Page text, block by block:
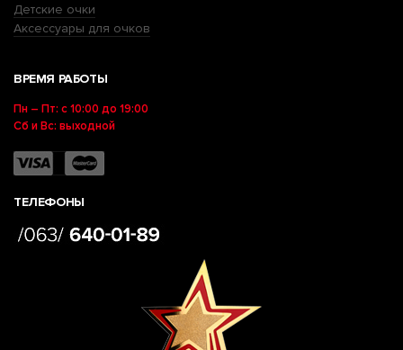
Детские очки
Аксессуары для очков
ВРЕМЯ РАБОТЫ
Пн – Пт: с 10:00 до 19:00
Сб и Вс: выходной
ТЕЛЕФОНЫ